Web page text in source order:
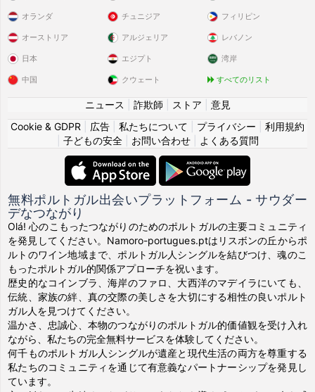
オランダ
オーストリア
日本
中国
チュニジア
アルジェリア
エジプト
クウェート
フィリピン
レバノン
湾岸
すべてのリスト
ニュース 詐欺師 ストア
意見
Cookie & GDPR
広告 私たちについて プライバシー
利用規約
子どもの安全| お問い合わせ| よくある質問
無料ポルトガル出会いプラットフォーム - サウダー
デなつながり
Olá! 心のこもったつながりのためのポルトガルの主要コミュニティ
を発見してください。Namoro-portugues.ptはリスボンの丘からポ
ルトのワイン地域まで、ポルトガル人シングルを結びつけ、魂のこ
もったポルトガル的関係アプローチを祝います。
歴史的なコインブラ、海岸のファロ、大西洋のマデイラにいても、
伝統、家族の絆、真の交際の美しさを大切にする相性の良いポルト
ガル人を見つけてください。
温かさ、忠誠心、本物のつながりのポルトガル的価値観を受け入れ
ながら、私たちの完全無料サービスを体験してください。
何千ものポルトガル人シングルが遺産と現代生活の両方を尊重する
私たちのコミュニティを通じて有意義なパートナーシップを発見し
ています。